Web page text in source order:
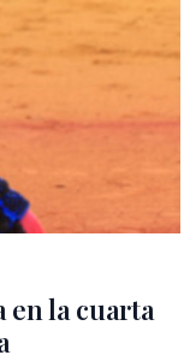
en la cuarta